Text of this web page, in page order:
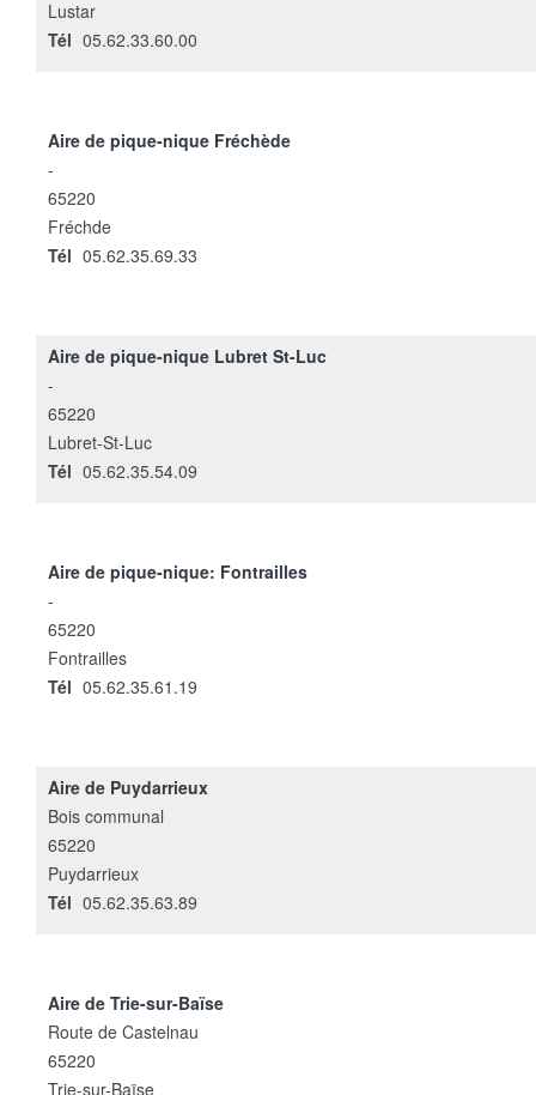
Lustar
Tél 05.62.33.60.00
Aire de pique-nique Fréchède
-
65220
Fréchde
Tél 05.62.35.69.33
Aire de pique-nique Lubret St-Luc
-
65220
Lubret-St-Luc
Tél 05.62.35.54.09
Aire de pique-nique: Fontrailles
-
65220
Fontrailles
Tél 05.62.35.61.19
Aire de Puydarrieux
Bois communal
65220
Puydarrieux
Tél 05.62.35.63.89
Aire de Trie-sur-Baïse
Route de Castelnau
65220
Trie-sur-Baïse